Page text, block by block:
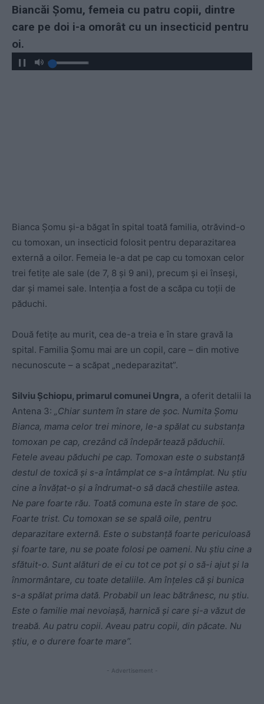
Biancăi Șomu, femeia cu patru copii, dintre
care pe doi i-a omorât cu un insecticid pentru
oi.
Bianca Șomu și-a băgat în spital toată familia, otrăvind-o
cu tomoxan, un insecticid folosit pentru deparazitarea
externă a oilor. Femeia le-a dat pe cap cu tomoxan celor
trei fetițe ale sale (de 7, 8 și 9 ani), precum și ei înseși,
dar și mamei sale. Intenția a fost de a scăpa cu toții de
păduchi.
Două fetițe au murit, cea de-a treia e în stare gravă la
spital. Familia Șomu mai are un copil, care – din motive
necunoscute – a scăpat „nedeparazitat”.
Silviu Şchiopu, primarul comunei Ungra, a oferit detalii la
Antena 3: „Chiar suntem în stare de şoc. Numita Şomu
Bianca, mama celor trei minore, le-a spălat cu substanţa
tomoxan pe cap, crezând că îndepărtează păduchii.
Fetele aveau păduchi pe cap. Tomoxan este o substanţă
destul de toxică şi s-a întâmplat ce s-a întâmplat. Nu ştiu
cine a învăţat-o şi a îndrumat-o să dacă chestiile astea.
Ne pare foarte rău. Toată comuna este în stare de şoc.
Foarte trist. Cu tomoxan se se spală oile, pentru
deparazitare externă. Este o substanţă foarte periculoasă
şi foarte tare, nu se poate folosi pe oameni. Nu ştiu cine a
sfătuit-o. Sunt alături de ei cu tot ce pot şi o să-i ajut şi la
înmormântare, cu toate detaliile. Am înţeles că şi bunica
s-a spălat prima dată. Probabil un leac bătrânesc, nu ştiu.
Este o familie mai nevoiaşă, harnică şi care şi-a văzut de
treabă. Au patru copii. Aveau patru copii, din păcate. Nu
ştiu, e o durere foarte mare”.
- Advertisement -